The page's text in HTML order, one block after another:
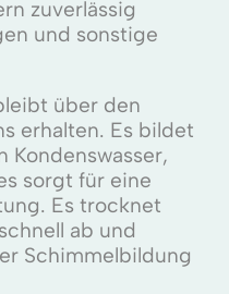
zuverlässig
und sonstige
über den
erhalten. Es bildet
Kondenswasser,
sorgt für eine
Es trocknet
ab und
Schimmelbildung